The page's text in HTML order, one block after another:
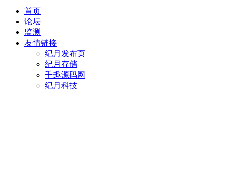
首页
论坛
监测
友情链接
纪月发布页
纪月存储
千趣源码网
纪月科技